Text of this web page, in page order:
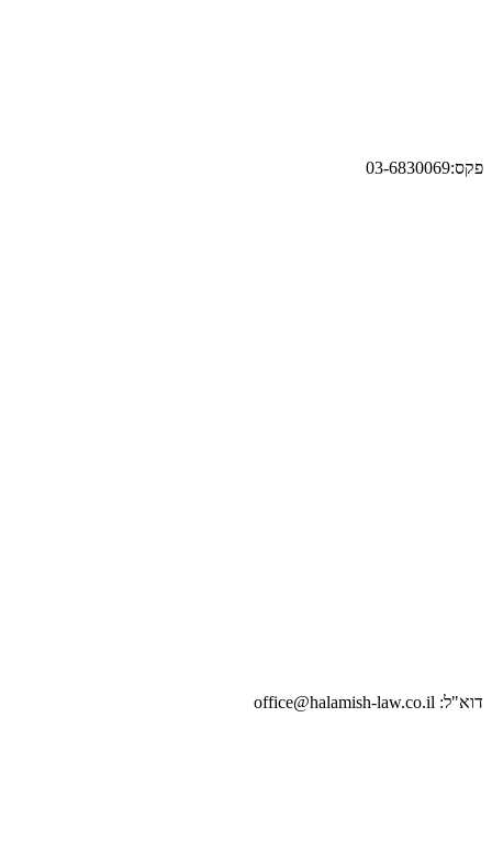
פקס:03-6830069
דוא"ל: office@halamish-law.co.il